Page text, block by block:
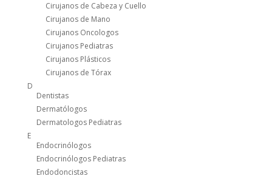
Cirujanos de Cabeza y Cuello
Cirujanos de Mano
Cirujanos Oncologos
Cirujanos Pediatras
Cirujanos Plásticos
Cirujanos de Tórax
D
Dentistas
Dermatólogos
Dermatologos Pediatras
E
Endocrinólogos
Endocrinólogos Pediatras
Endodoncistas